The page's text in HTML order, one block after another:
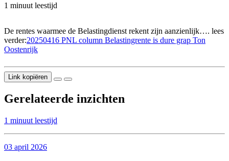
1 minuut leestijd
De rentes waarmee de Belastingdienst rekent zijn aanzienlijk…. lees
verder:20250416 PNL column Belastingrente is dure grap Ton
Oostenrijk
Link kopiëren
Gerelateerde inzichten
1 minuut leestijd
03 april 2026